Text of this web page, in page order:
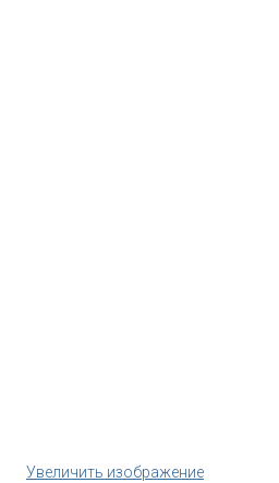
Увеличить изображение